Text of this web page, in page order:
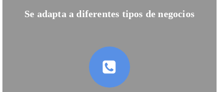
Se adapta a diferentes tipos de negocios